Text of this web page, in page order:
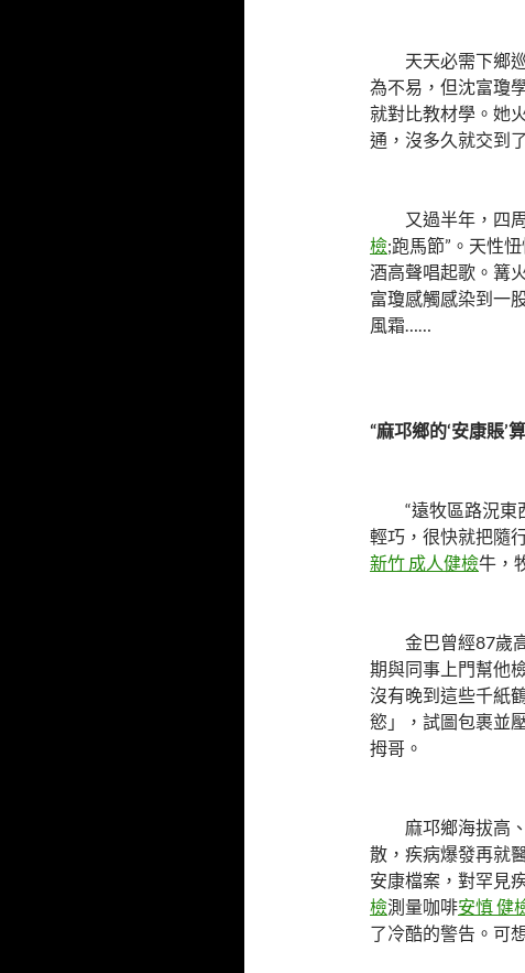
天天必需下鄉
為不易，但沈富瓊
就對比教材學。她
通，沒多久就交到
又過半年，四
檢;跑馬節”。天性
酒高聲唱起歌。篝
富瓊感觸感染到一
風霜……
“麻邛鄉的‘安康賬’
“遠牧區路況東
輕巧，很快就把隨
新竹 成人健檢牛，
金巴曾經87歲
期與同事上門幫他
沒有晚到這些千紙
慾」，試圖包裹並
拇哥。
麻邛鄉海拔高
散，疾病爆發再就
安康檔案，對罕見
檢測量咖啡安慎 健
了冷酷的警告。可